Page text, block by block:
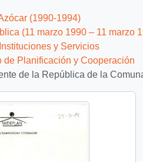
(1990-1994)
(11 marzo 1990 – 11 marzo
y Servicios
de Planificación y Cooperación
de la República de la